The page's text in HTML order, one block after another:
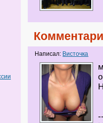
Написал: Висточка